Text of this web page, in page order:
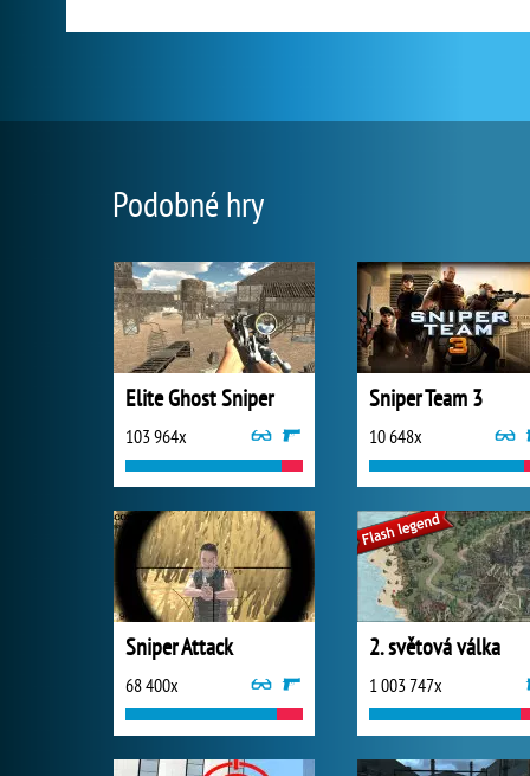
Podobné hry
Elite Ghost Sniper
103 964x
Sniper Team 3
10 648x
Sniper Attack
68 400x
2. světová válka
1 003 747x